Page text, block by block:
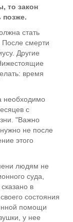
то закон
позже.
стать
смерти
Другие
время
необходимо
с
"Важно
не после
этого
людям не
суда,
в
состояния
помощи
у нее